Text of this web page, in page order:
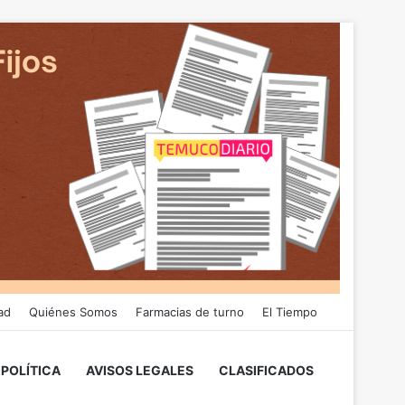
Quiénes Somos Farmacias de turno El Tiempo
POLÍTICA AVISOS LEGALES CLASIFICADOS